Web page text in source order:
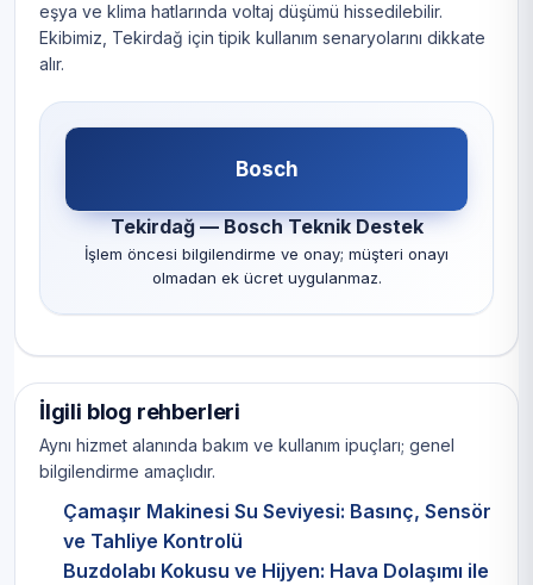
eşya ve klima hatlarında voltaj düşümü hissedilebilir.
Ekibimiz, Tekirdağ için tipik kullanım senaryolarını dikkate
alır.
Bosch
Tekirdağ — Bosch Teknik Destek
İşlem öncesi bilgilendirme ve onay; müşteri onayı
olmadan ek ücret uygulanmaz.
İlgili blog rehberleri
Aynı hizmet alanında bakım ve kullanım ipuçları; genel
bilgilendirme amaçlıdır.
Çamaşır Makinesi Su Seviyesi: Basınç, Sensör
ve Tahliye Kontrolü
Buzdolabı Kokusu ve Hijyen: Hava Dolaşımı ile